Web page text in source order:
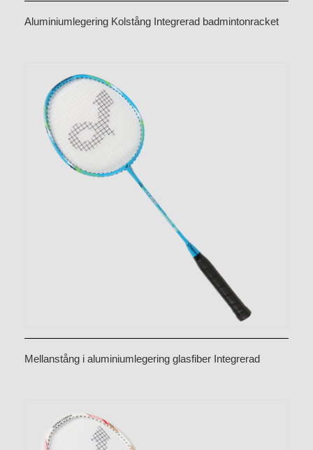
Aluminiumlegering Kolstång Integrerad badmintonracket
Mellanstång i aluminiumlegering glasfiber Integrerad